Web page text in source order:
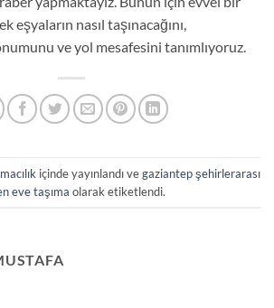
eşyaların nasıl taşınacağını,
ve yol mesafesini tanımlıyoruz.
içinde yayınlandı vegaziantep şehirlerarası
eve taşıma olarak etiketlendi.